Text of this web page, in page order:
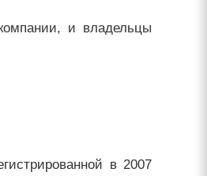
и владельцы
в 2007